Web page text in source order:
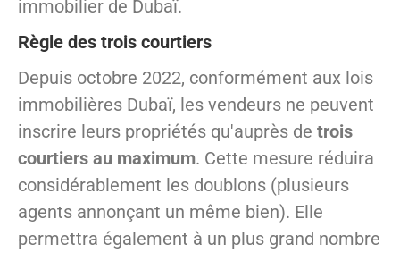
immobilier de Dubaï.
Règle des trois courtiers
Depuis octobre 2022, conformément aux lois
immobilières Dubaï, les vendeurs ne peuvent
inscrire leurs propriétés qu'auprès de trois
courtiers au maximum. Cette mesure réduira
considérablement les doublons (plusieurs
agents annonçant un même bien). Elle
permettra également à un plus grand nombre